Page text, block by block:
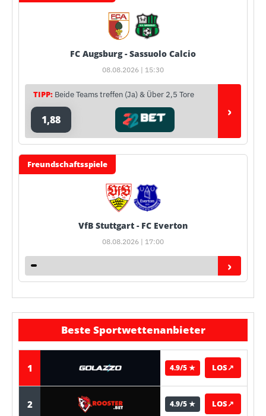
FC Augsburg - Sassuolo Calcio
08.08.2026 | 15:30
TIPP: Beide Teams treffen (Ja) & Über 2,5 Tore
1,88 ›
Freundschaftsspiele
VfB Stuttgart - FC Everton
08.08.2026 | 17:00
›
Beste Sportwettenanbieter
1 4.9/5 ★ LOS↗
2 4.9/5 ★ LOS↗